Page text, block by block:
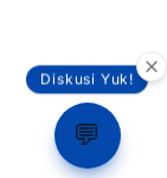
Diskusi Yuk!
💬